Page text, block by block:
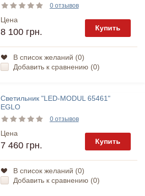
0 отзывов
Цена
8 100 грн. Купить
В список желаний (0)
Добавить к сравнению (0)
Светильник "LED-MODUL 65461"
EGLO
0 отзывов
Цена
7 460 грн. Купить
В список желаний (0)
Добавить к сравнению (0)